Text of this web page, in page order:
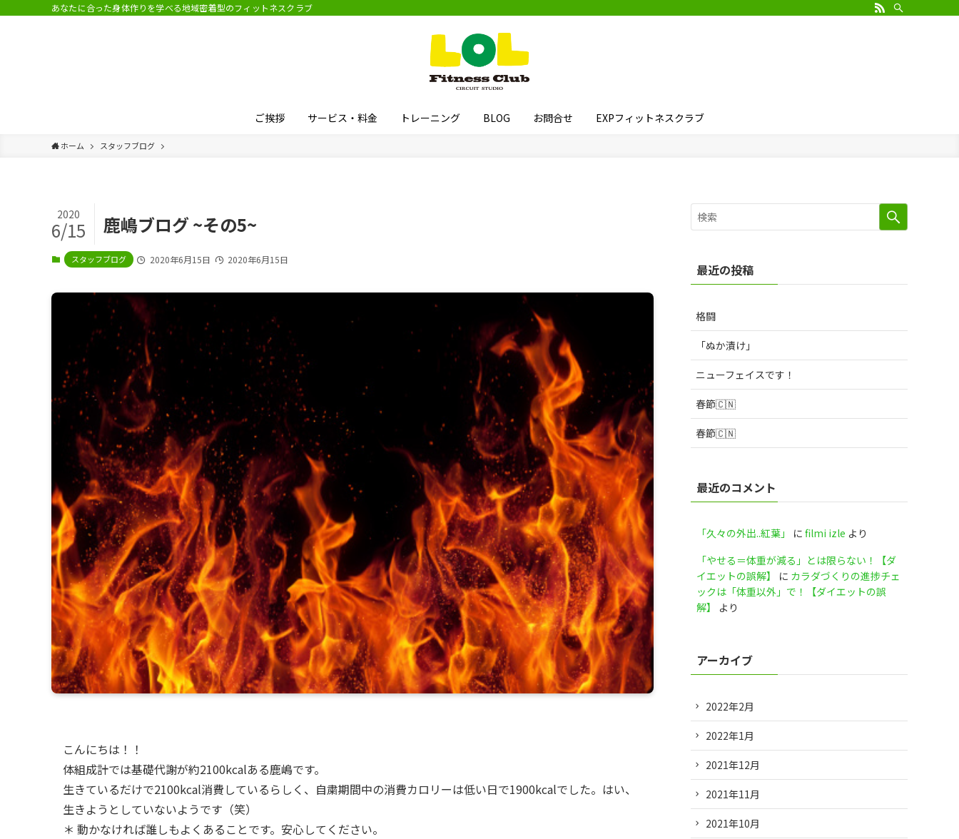
あなたに合った身体作りを学べる地域密着型のフィットネスクラブ
ご挨拶 サービス・料金 トレーニング BLOG お問合せ EXPフィットネスクラブ
ホーム スタッフブログ
鹿嶋ブログ ~その5~
2020
6/15
スタッフブログ 2020年6月15日 2020年6月15日
こんにちは！！
体組成計では基礎代謝が約2100kcalある鹿嶋です。
生きているだけで2100kcal消費しているらしく、自粛期間中の消費カロリーは低い日で1900kcalでした。はい、
生きようとしていないようです（笑）
＊ 動かなければ誰しもよくあることです。安心してください。
最近の投稿
格闘
「ぬか漬け」
ニューフェイスです！
春節🇨🇳
春節🇨🇳
最近のコメント
「久々の外出..紅葉」 に filmi izle より
「やせる＝体重が減る」とは限らない！【ダ
イエットの誤解】
に カラダづくりの進捗チェ
ックは「体重以外」で！【ダイエットの誤
解】
より
アーカイブ
2022年2月
2022年1月
2021年12月
2021年11月
2021年10月